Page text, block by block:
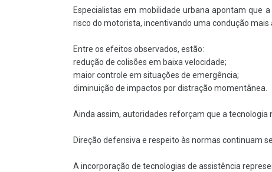
Especialistas em mobilidade urbana apontam que
risco do motorista, incentivando uma condução mais
Entre os efeitos observados, estão:
redução de colisões em baixa velocidade;
maior controle em situações de emergência;
diminuição de impactos por distração momentânea.
Ainda assim, autoridades reforçam que a tecnologia
Direção defensiva e respeito às normas continuam
A incorporação de tecnologias de assistência